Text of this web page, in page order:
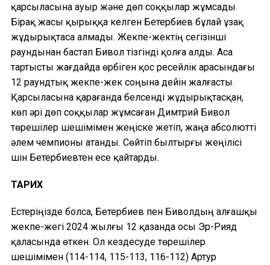
қарсыласына ауыр және дөп соққылар жұмсады.
Бірақ жасы қырыққа келген Бетербиев бұлай ұзақ
жұдырықтаса алмады. Жекпе-жектің сегізінші
раундынан бастап Бивол тізгінді қолға алды. Аса
тартысты жағдайда өрбіген қос ресейлік арасындағы
12 раундтық жекпе-жек соңына дейін жалғасты.
Қарсыласына қарағанда белсенді жұдырықтасқан,
көп әрі дөп соққылар жұмсаған Димтрий Бивол
төрешілер шешімімен жеңіске жетіп, жаңа абсолютті
әлем чемпионы атанды. Сөйтіп былтырғы жеңілісі
үшін Бетербиевтен есе қайтарды.
ТАРИХ
Естеріңізде болса, Бетербиев пен Биволдың алғашқы
жекпе-жегі 2024 жылғы 12 қазанда осы Эр-Рияд
қаласында өткен. Ол кездесуде төрешілер
шешімімен (114-114, 115-113, 116-112) Артур